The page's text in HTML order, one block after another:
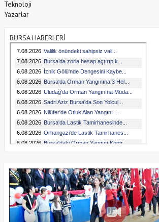
Teknoloji
Yazarlar
BURSA HABERLERİ